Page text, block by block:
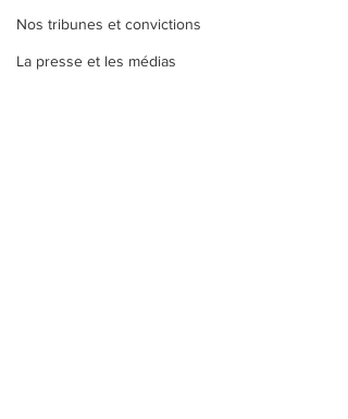
Nos tribunes et convictions
La presse et les médias